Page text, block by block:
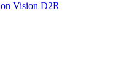
Vision D2R